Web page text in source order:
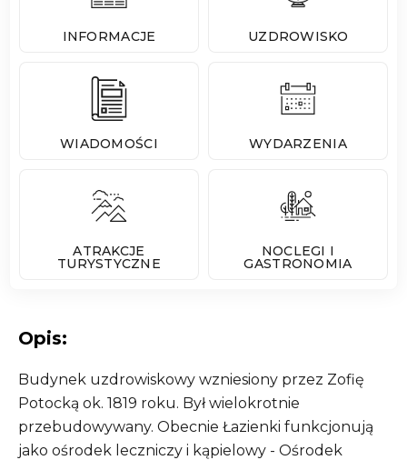
INFORMACJE UZDROWISKO
WIADOMOŚCI WYDARZENIA
ATRAKCJE
TURYSTYCZNE
NOCLEGI I
GASTRONOMIA
Opis:
Budynek uzdrowiskowy wzniesiony przez Zofię
Potocką ok. 1819 roku. Był wielokrotnie
przebudowywany. Obecnie Łazienki funkcjonują
jako ośrodek leczniczy i kąpielowy - Ośrodek